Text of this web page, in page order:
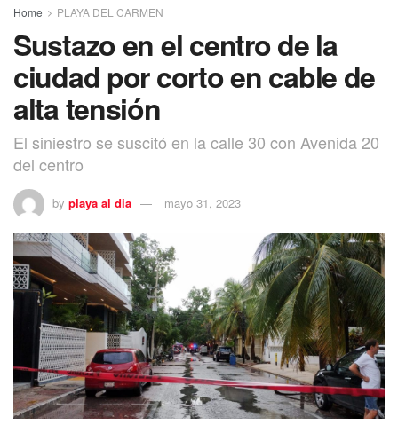
Home PLAYA DEL CARMEN
Sustazo en el centro de la
ciudad por corto en cable de
alta tensión
El siniestro se suscitó en la calle 30 con Avenida 20
del centro
by playa al dia mayo 31, 2023